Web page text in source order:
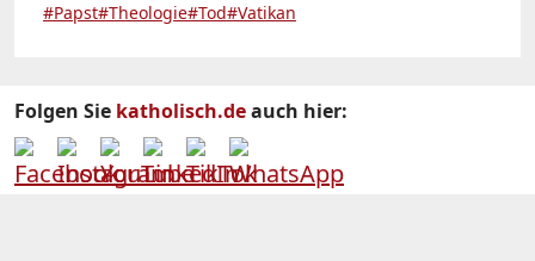
#Papst#Theologie#Tod#Vatikan
Folgen Sie katholisch.deauch hier: